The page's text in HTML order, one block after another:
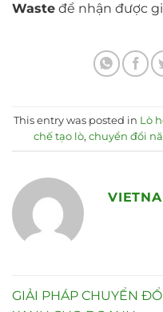
Waste để nhận được
This entry was posted in Lò
chế tạo lò, chuyển đổi
GIẢI PHÁP CHUYỂN